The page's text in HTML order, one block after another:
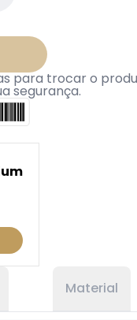
para trocar o
segurança.
Material